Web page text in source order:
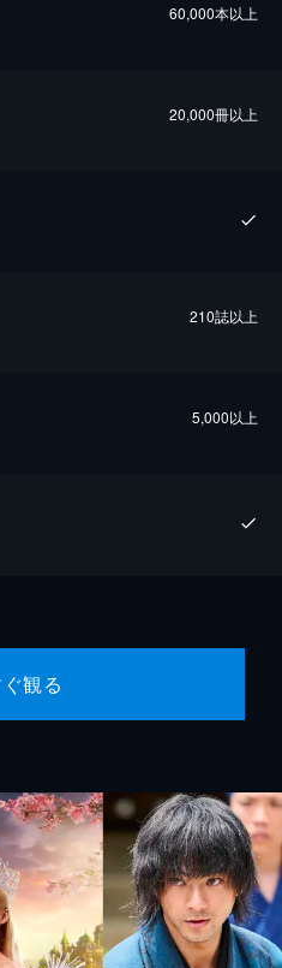
60,000本以上
20,000冊以上
210誌以上
5,000以上
観る